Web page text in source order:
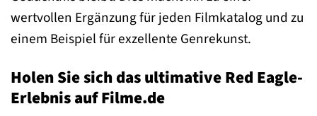
wertvollen Ergänzung für jeden Filmkatalog und zu
einem Beispiel für exzellente Genrekunst.
Holen Sie sich das ultimative Red Eagle-
Erlebnis auf Filme.de